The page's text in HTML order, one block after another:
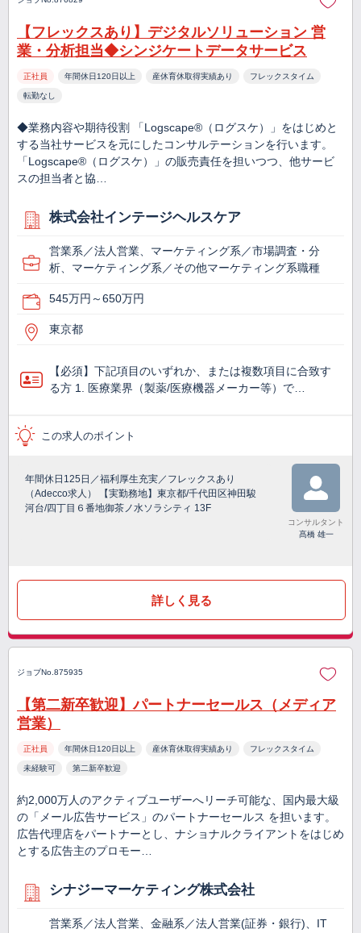
【フレックスあり】デジタルソリューション 営
業・分析担当◆シンジケートデータサービス
正社員 年間休日120日以上 産休育休取得実績あり フレックスタイム
転勤なし
◆業務内容や期待役割 「Logscape®（ログスケ）」をはじめと
する当社サービスを元にしたコンサルテーションを行います。
「Logscape®（ログスケ）」の販売責任を担いつつ、他サービ
スの担当者と協…
株式会社インテージヘルスケア
営業系／法人営業、マーケティング系／市場調査・分
析、マーケティング系／その他マーケティング系職種
545万円～650万円
東京都
【必須】下記項目のいずれか、または複数項目に合致す
る方 1. 医療業界（製薬/医療機器メーカー等）で…
この求人のポイント
年間休日125日／福利厚生充実／フレックスあり
（Adecco求人） 【実勤務地】東京都/千代田区神田駿
河台/四丁目６番地御茶ノ水ソラシティ 13F
コンサルタント
髙橋 雄一
詳しく見る
ジョブNo.875935
【第二新卒歓迎】パートナーセールス（メディア
営業）
正社員 年間休日120日以上 産休育休取得実績あり フレックスタイム
未経験可 第二新卒歓迎
約2,000万人のアクティブユーザーへリーチ可能な、国内最大級
の「メール広告サービス」のパートナーセールス を担います。
広告代理店をパートナーとし、ナショナルクライアントをはじめ
とする広告主のプロモー…
シナジーマーケティング株式会社
営業系／法人営業、金融系／法人営業(証券・銀行)、IT